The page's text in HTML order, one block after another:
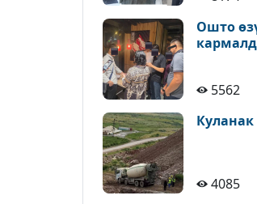
Ошто
5562
4085